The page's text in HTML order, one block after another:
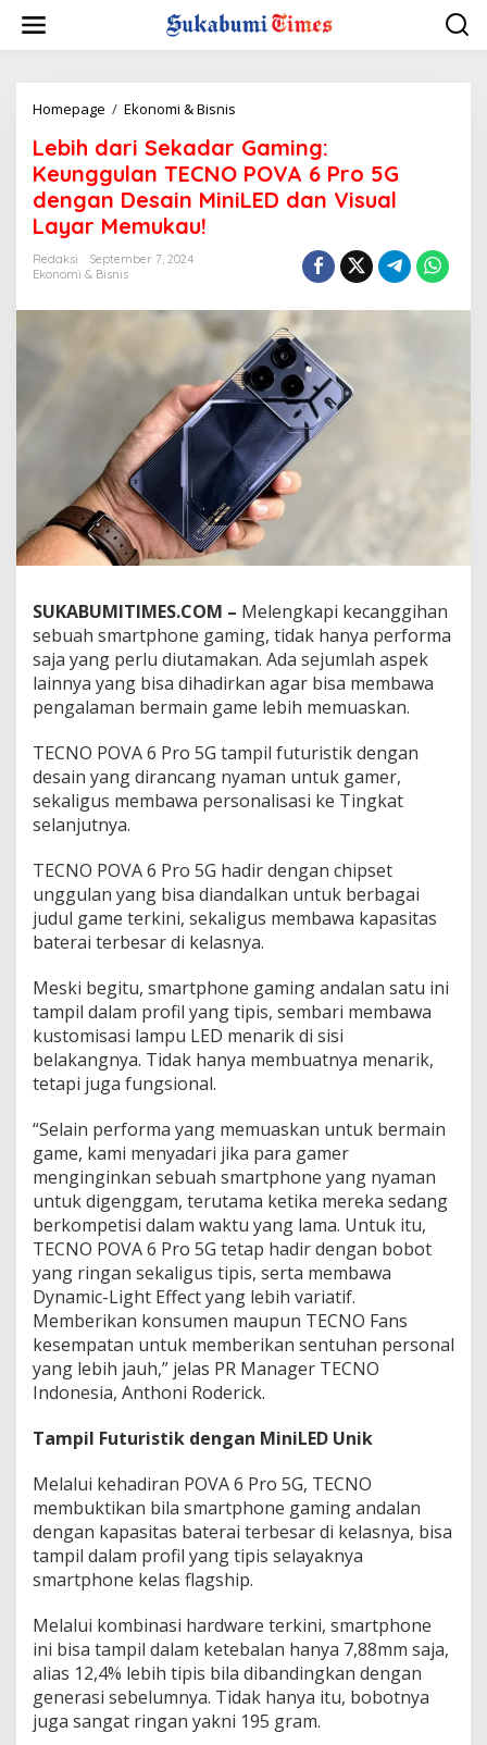
w
Homepage / Ekonomi & Bisnis
b
i
d
a
d
a
r
a
m
i
n
g
:
K
n
g
g
u
l
a
T
E
C
N
O
V
A
6
P
o
5
G
d
e
a
n
D
e
s
a
i
n
M
i
n
i
L
E
D
a
V
s
u
a
l
L
y
a
r
M
e
m
Lebih dari Sekadar Gaming:
Keunggulan TECNO POVA 6 Pro 5G
dengan Desain MiniLED dan Visual
Layar Memukau!
Redaksi
September 7, 2024
Ekonomi & Bisnis
SUKABUMITIMES.COM – Melengkapi kecanggihan
sebuah smartphone gaming, tidak hanya performa
saja yang perlu diutamakan. Ada sejumlah aspek
lainnya yang bisa dihadirkan agar bisa membawa
pengalaman bermain game lebih memuaskan.
TECNO POVA 6 Pro 5G tampil futuristik dengan
desain yang dirancang nyaman untuk gamer,
sekaligus membawa personalisasi ke Tingkat
selanjutnya.
TECNO POVA 6 Pro 5G hadir dengan chipset
unggulan yang bisa diandalkan untuk berbagai
judul game terkini, sekaligus membawa kapasitas
baterai terbesar di kelasnya.
Meski begitu, smartphone gaming andalan satu ini
tampil dalam profil yang tipis, sembari membawa
kustomisasi lampu LED menarik di sisi
belakangnya. Tidak hanya membuatnya menarik,
tetapi juga fungsional.
“Selain performa yang memuaskan untuk bermain
game, kami menyadari jika para gamer
menginginkan sebuah smartphone yang nyaman
untuk digenggam, terutama ketika mereka sedang
berkompetisi dalam waktu yang lama. Untuk itu,
TECNO POVA 6 Pro 5G tetap hadir dengan bobot
yang ringan sekaligus tipis, serta membawa
Dynamic-Light Effect yang lebih variatif.
Memberikan konsumen maupun TECNO Fans
kesempatan untuk memberikan sentuhan personal
yang lebih jauh,” jelas PR Manager TECNO
Indonesia, Anthoni Roderick.
Tampil Futuristik dengan MiniLED Unik
Melalui kehadiran POVA 6 Pro 5G, TECNO
membuktikan bila smartphone gaming andalan
dengan kapasitas baterai terbesar di kelasnya, bisa
tampil dalam profil yang tipis selayaknya
smartphone kelas flagship.
Melalui kombinasi hardware terkini, smartphone
ini bisa tampil dalam ketebalan hanya 7,88mm saja,
alias 12,4% lebih tipis bila dibandingkan dengan
generasi sebelumnya. Tidak hanya itu, bobotnya
juga sangat ringan yakni 195 gram.